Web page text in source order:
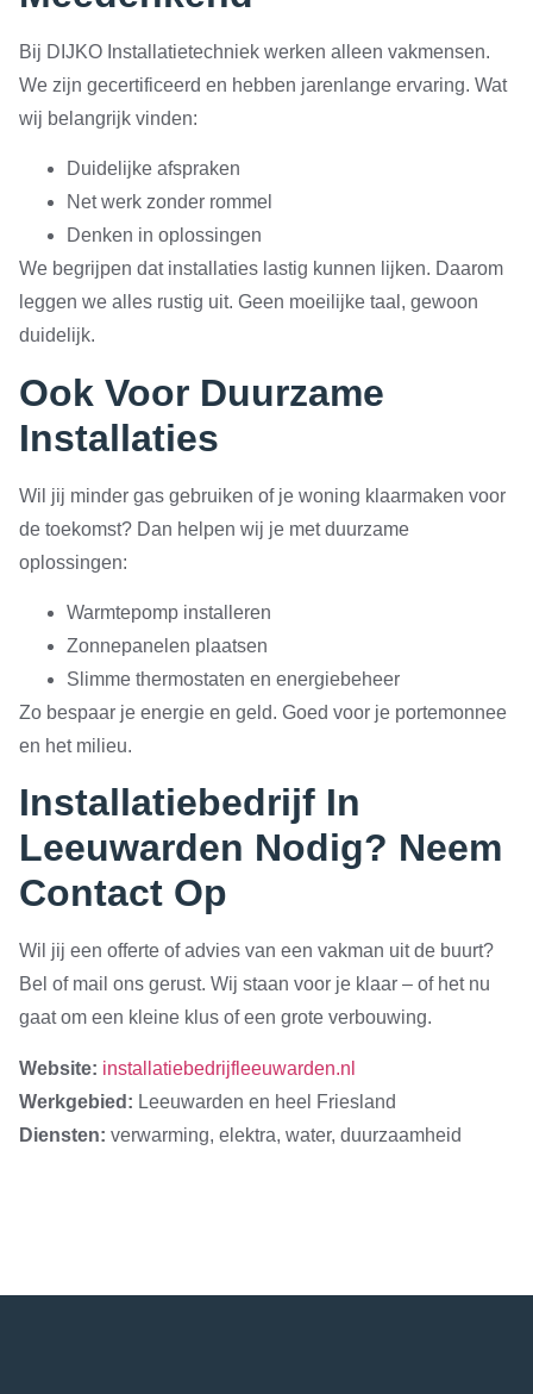
Bij DIJKO Installatietechniek werken alleen vakmensen.
We zijn gecertificeerd en hebben jarenlange ervaring. Wat
wij belangrijk vinden:
Duidelijke afspraken
Net werk zonder rommel
Denken in oplossingen
We begrijpen dat installaties lastig kunnen lijken. Daarom
leggen we alles rustig uit. Geen moeilijke taal, gewoon
duidelijk.
Ook Voor Duurzame
Installaties
Wil jij minder gas gebruiken of je woning klaarmaken voor
de toekomst? Dan helpen wij je met duurzame
oplossingen:
Warmtepomp installeren
Zonnepanelen plaatsen
Slimme thermostaten en energiebeheer
Zo bespaar je energie en geld. Goed voor je portemonnee
en het milieu.
Installatiebedrijf In
Leeuwarden Nodig? Neem
Contact Op
Wil jij een offerte of advies van een vakman uit de buurt?
Bel of mail ons gerust. Wij staan voor je klaar – of het nu
gaat om een kleine klus of een grote verbouwing.
Website: installatiebedrijfleeuwarden.nl
Werkgebied: Leeuwarden en heel Friesland
Diensten: verwarming, elektra, water, duurzaamheid